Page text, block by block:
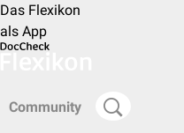
Das Flexikon
als App
Community